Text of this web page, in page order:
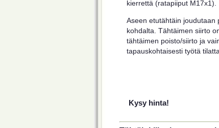
kierrettä (ratapiiput M17x1).
Aseen etutähtäin joudutaan
kohdalta. Tähtäimen siirto
tähtäimen poisto/siirto ja
tapauskohtaisesti työtä
Kysy hinta!